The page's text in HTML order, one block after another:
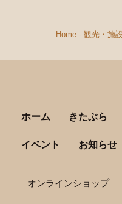
Home - 観光・施
ホーム きたぶら
イベント お知らせ
オンラインショップ